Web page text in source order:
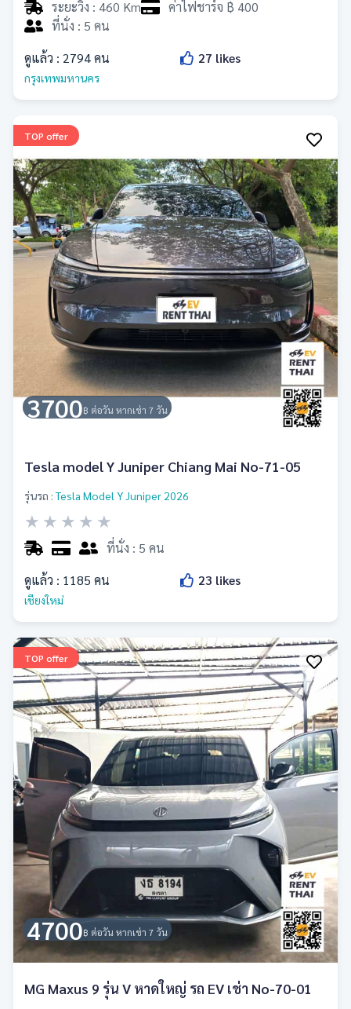
ระยะวิ่ง : 460 Km
ค่าไฟชาร์จ ฿ 400
ที่นั่ง : 5 คน
ดูแล้ว : 2794คน 27 likes
กรุงเทพมหานคร
3700฿ ต่อวัน หากเช่า 7 วัน
TOP offer
Tesla model Y Juniper Chiang Mai No-71-05
รุ่นรถ :Tesla Model Y Juniper 2026
★ ★ ★ ★ ★
ที่นั่ง : 5 คน
ดูแล้ว : 1185 คน 23 likes
เชียงใหม่
4700฿ ต่อวัน หากเช่า 7 วัน
TOP offer
MG Maxus 9 รุ่น V หาดใหญ่ รถ EV เช่า No-70-01